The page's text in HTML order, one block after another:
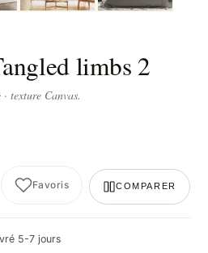
limbs 2
texture Canvas.
Favoris COMPARER
5-7 jours